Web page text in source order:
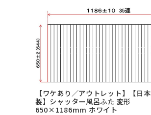
【ワケあり／アウトレット】【日本
製】シャッター風呂ふた 変形
650×1186mm ホワイト